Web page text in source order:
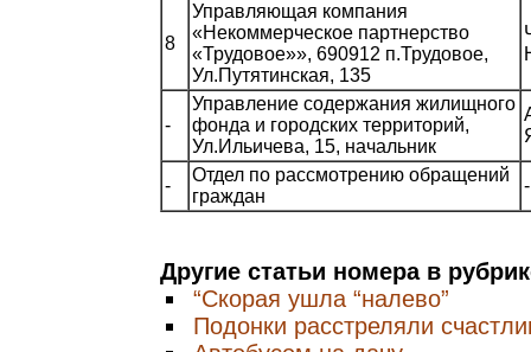
8
Управляющая компания
«Некоммерческое партнерство
«Трудовое»», 690912 п.Трудовое,
Ул.Путятинская, 135
-
Управление содержания жилищного
фонда и городских территорий,
Ул.Ильичева, 15, начальник
-
Отдел по рассмотрению обращений
граждан
-
Другие статьи номера в
“Скорая ушла “налево”
Подонки расстреляли